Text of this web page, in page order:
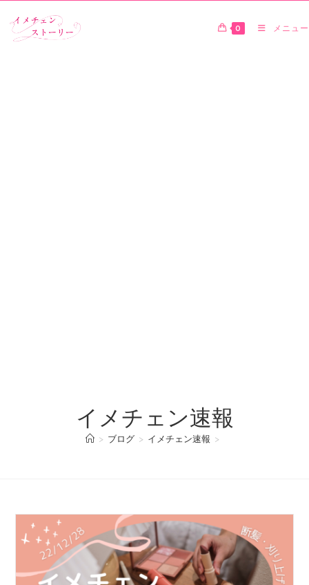
0 メニュー
イメチェン速報
> ブログ > イメチェン速報 >